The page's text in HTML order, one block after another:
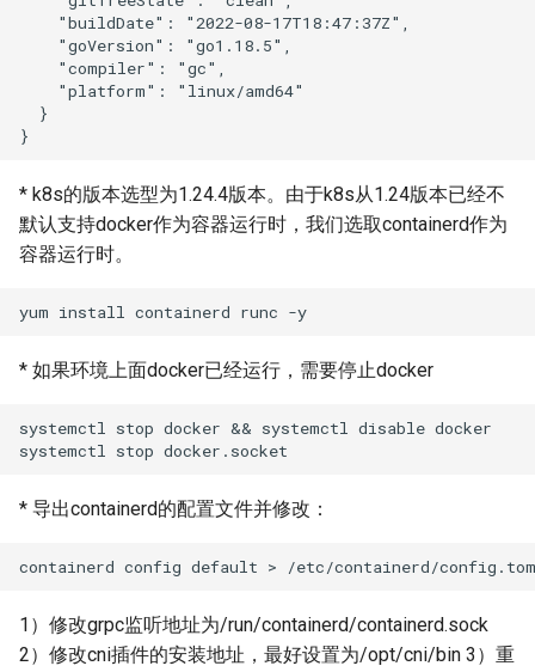
    "buildDate": "2022-08-17T18:47:37Z",
    "goVersion": "go1.18.5",
    "compiler": "gc",
    "platform": "linux/amd64"
  }
* k8s的版本选型为1.24.4版本。由于k8s从1.24版本已经不
默认支持docker作为容器运行时，我们选取containerd作为
容器运行时。
* 如果环境上面docker已经运行，需要停止docker
systemctl stop docker && systemctl disable docker
* 导出containerd的配置文件并修改：
1）修改grpc监听地址为/run/containerd/containerd.sock
2）修改cni插件的安装地址，最好设置为/opt/cni/bin 3）重